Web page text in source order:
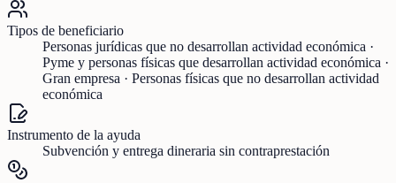
Tipos de beneficiario
Personas jurídicas que no desarrollan actividad económica ·
Pyme y personas físicas que desarrollan actividad económica ·
Gran empresa · Personas físicas que no desarrollan actividad
económica
Instrumento de la ayuda
Subvención y entrega dineraria sin contraprestación